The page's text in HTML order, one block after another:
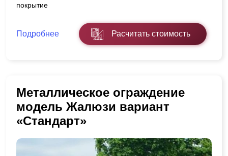
покрытие
Подробнее Расчитать стоимость
Металлическое ограждение
модель Жалюзи вариант
«Стандарт»